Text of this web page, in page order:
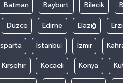
Batman Bayburt Bilecik
Düzce Edirne Elazığ
Isparta İstanbul İzmir
Kırşehir Kocaeli Konya